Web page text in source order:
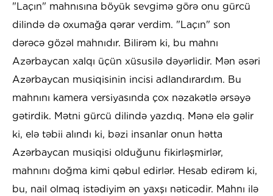
"Laçın" mahnısına böyük sevgimə görə onu gürcü
dilində də oxumağa qərar verdim. "Laçın" son
dərəcə gözəl mahnıdır. Bilirəm ki, bu mahnı
Azərbaycan xalqı üçün xüsusilə dəyərlidir. Mən əsəri
Azərbaycan musiqisinin incisi adlandırardım. Bu
mahnını kamera versiyasında çox nəzakətlə ərsəyə
gətirdik. Mətni gürcü dilində yazdıq. Mənə elə gəlir
ki, elə təbii alındı ki, bəzi insanlar onun hətta
Azərbaycan musiqisi olduğunu fikirləşmirlər,
mahnını doğma kimi qəbul edirlər. Hesab edirəm ki,
bu, nail olmaq istədiyim ən yaxşı nəticədir. Mahnı ilə